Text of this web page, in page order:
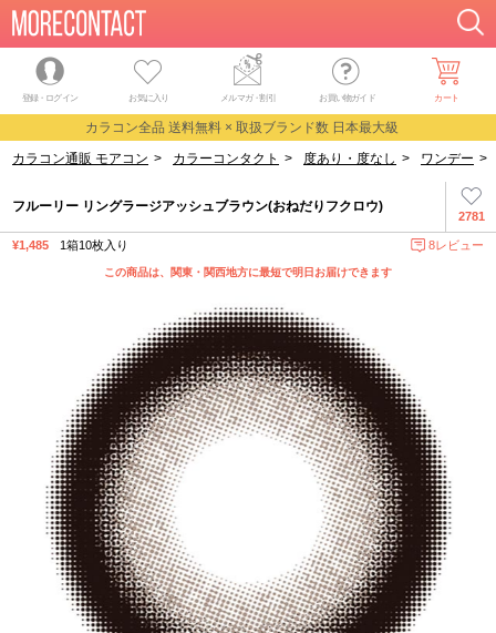
登録・ログイン お気に入り メルマガ・割引 お買い物ガイド カート
カラコン全品 送料無料 × 取扱ブランド数 日本最大級
カラコン通販 モアコン > カラーコンタクト > 度あり・度なし > ワンデー >
2781
フルーリー リングラージアッシュブラウン(おねだりフクロウ)
¥1,485 1箱10枚入り 8レビュー
この商品は、関東・関西地方に最短で明日お届けできます